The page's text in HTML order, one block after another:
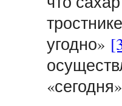
угодно»